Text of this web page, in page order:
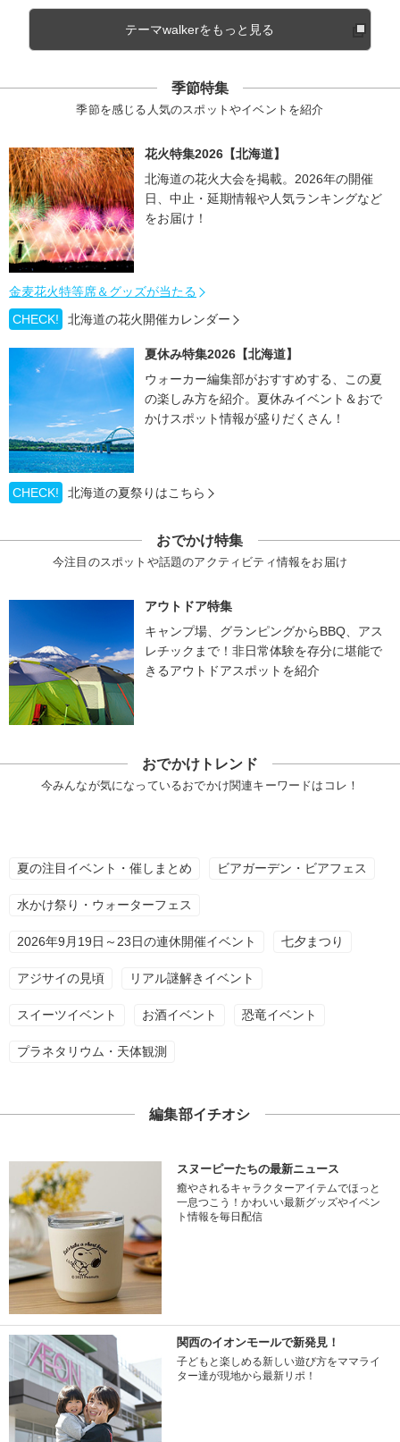
テーマwalkerをもっと見る
季節特集
季節を感じる人気のスポットやイベントを紹介
花火特集2026【北海道】
北海道の花火大会を掲載。2026年の開催
日、中止・延期情報や人気ランキングなど
をお届け！
金麦花火特等席＆グッズが当たる
CHECK!
北海道の花火開催カレンダー
夏休み特集2026【北海道】
ウォーカー編集部がおすすめする、この夏
の楽しみ方を紹介。夏休みイベント＆おで
かけスポット情報が盛りだくさん！
CHECK! 北海道の夏祭りはこちら
おでかけ特集
今注目のスポットや話題のアクティビティ情報をお届け
アウトドア特集
キャンプ場、グランピングからBBQ、アス
レチックまで！非日常体験を存分に堪能で
きるアウトドアスポットを紹介
おでかけトレンド
今みんなが気になっているおでかけ関連キーワードはコレ！
夏の注目イベント・催しまとめ ビアガーデン・ビアフェス
水かけ祭り・ウォーターフェス
2026年9月19日～23日の連休開催イベント 七夕まつり
アジサイの見頃 リアル謎解きイベント
スイーツイベント お酒イベント 恐竜イベント
プラネタリウム・天体観測
編集部イチオシ
スヌーピーたちの最新ニュース
癒やされるキャラクターアイテムでほっと
一息つこう！かわいい最新グッズやイベン
ト情報を毎日配信
関西のイオンモールで新発見！
子どもと楽しめる新しい遊び方をママライ
ター達が現地から最新リポ！